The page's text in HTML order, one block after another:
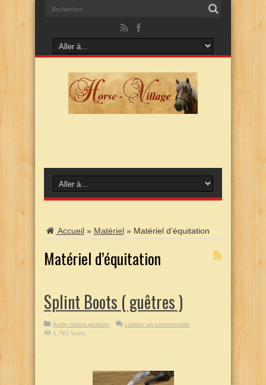
Accueil » Matériel » Matériel d’équitation
Matériel d’équitation
Splint Boots ( guêtres )
Autre matos western
Laisser un commentaire
1,781 Vues